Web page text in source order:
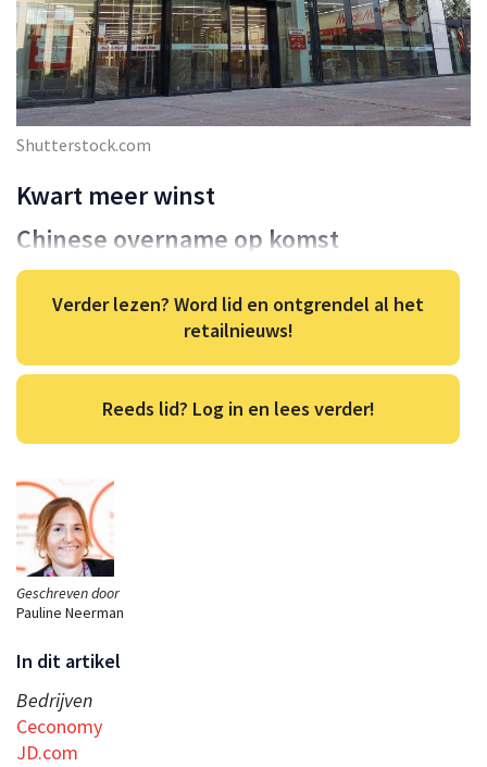
Geschreven door
Pauline Neerman
In dit artikel
Bedrijven
Ceconomy
JD.com
Shutterstock.com
Kwart meer winst
Chinese overname op komst
Verder lezen? Word lid en ontgrendel al het
retailnieuws!
Reeds lid? Log in en lees verder!